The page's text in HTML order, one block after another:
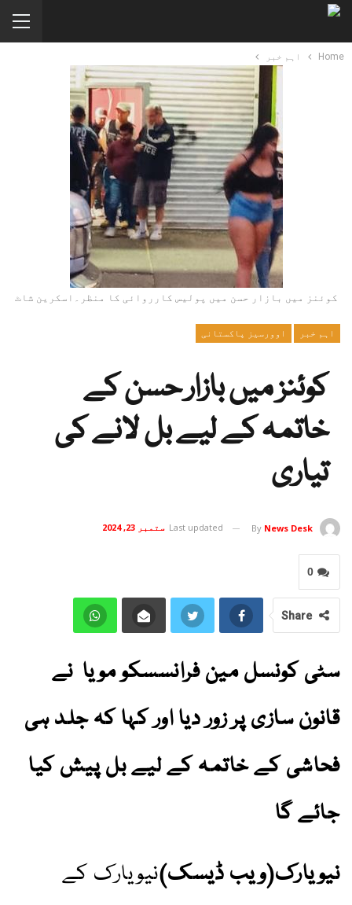
Home اہم خبر
کوئنز میں بازار حسن میں پولیس کارروائی کا منظر۔اسکرین شاٹ
اہم خبر اوورسیز پاکستانی
کوئنز میں بازار حسن کے
خاتمہ کے لیے بل لانے کی
تیاری
By News Desk
Last updated ستمبر 23, 2024
0
Share
سٹی کونسل مین فرانسسکو مویا نے
قانون سازی پر زور دیا اور کہا کہ جلد ہی
فحاشی کے خاتمہ کے لیے بل پیش کیا
جائے گا
نیویارک(ویب ڈیسک)نیویارک کے